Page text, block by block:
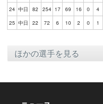
24 中日 82 254 17 69 16 0 4
25 中日 22 72 6 10 2 0 1